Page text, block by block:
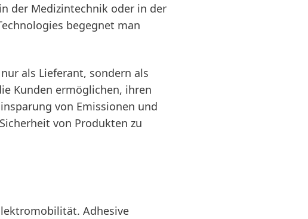
der Medizintechnik oder in der
begegnet man
als Lieferant, sondern als
Kunden ermöglichen, ihren
von Emissionen und
von Produkten zu
Adhesive